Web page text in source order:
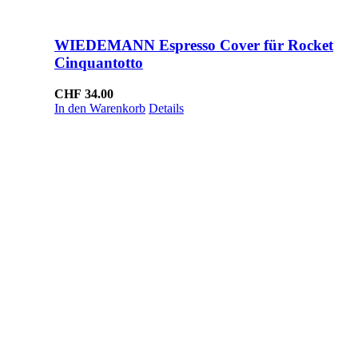
WIEDEMANN Espresso Cover für Rocket
Cinquantotto
CHF 34.00
In den Warenkorb Details